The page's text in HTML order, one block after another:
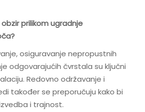
prilikom ugradnje
osiguravanje nepropustnih
odgovarajućih čvrstala su ključni
Redovno održavanje i
također se preporučuju kako bi
i trajnost.